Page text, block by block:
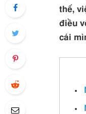
thế,
điều
cái